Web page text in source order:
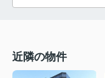
近隣の物件